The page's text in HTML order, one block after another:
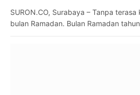
SURON.CO, Surabaya – Tanpa
bulan Ramadan. Bulan Ramadan